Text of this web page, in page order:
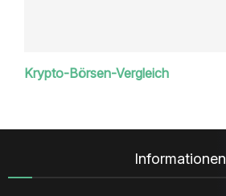
Krypto-Börsen-Vergleich
Informationen